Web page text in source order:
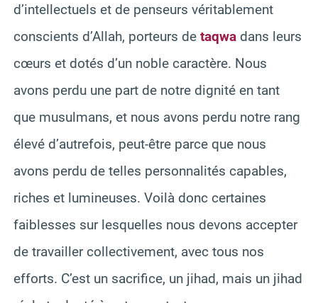
d’intellectuels et de penseurs véritablement
conscients d’Allah, porteurs de taqwa dans leurs
cœurs et dotés d’un noble caractère. Nous
avons perdu une part de notre dignité en tant
que musulmans, et nous avons perdu notre rang
élevé d’autrefois, peut-être parce que nous
avons perdu de telles personnalités capables,
riches et lumineuses. Voilà donc certaines
faiblesses sur lesquelles nous devons accepter
de travailler collectivement, avec tous nos
efforts. C’est un sacrifice, un jihad, mais un jihad